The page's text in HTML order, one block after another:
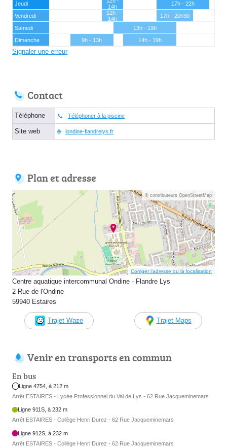
Jeudi
14h
17h - 22h
Vendredi
12h -
14h
17h - 20h30
Samedi
13h - 19h
Dimanche
9h - 13h 14h - 19h
Signaler une erreur
Contact
Téléphone Téléphoner à la piscine
Site web londine-flandrelys.fr
Plan et adresse
© contributeurs OpenStreetMap
Corriger l’adresse ou la localisation
Centre aquatique intercommunal Ondine - Flandre Lys
2 Rue de l'Ondine
59940 Estaires
Trajet Waze Trajet Maps
Venir en transports en commun
En bus
Ligne 4754, à 212 m
Arrêt ESTAIRES - Lycée Professionnel du Val de Lys - 62 Rue Jacqueminemars
Ligne 911S, à 232 m
Arrêt ESTAIRES - Collège Henri Durez - 62 Rue Jacqueminemars
Ligne 912S, à 232 m
Arrêt ESTAIRES - Collège Henri Durez - 62 Rue Jacqueminemars